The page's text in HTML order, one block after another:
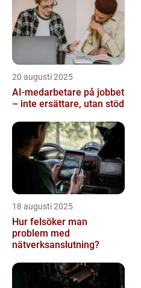
20 augusti 2025
AI‑medarbetare på jobbet
– inte ersättare, utan stöd
18 augusti 2025
Hur felsöker man
problem med
nätverksanslutning?